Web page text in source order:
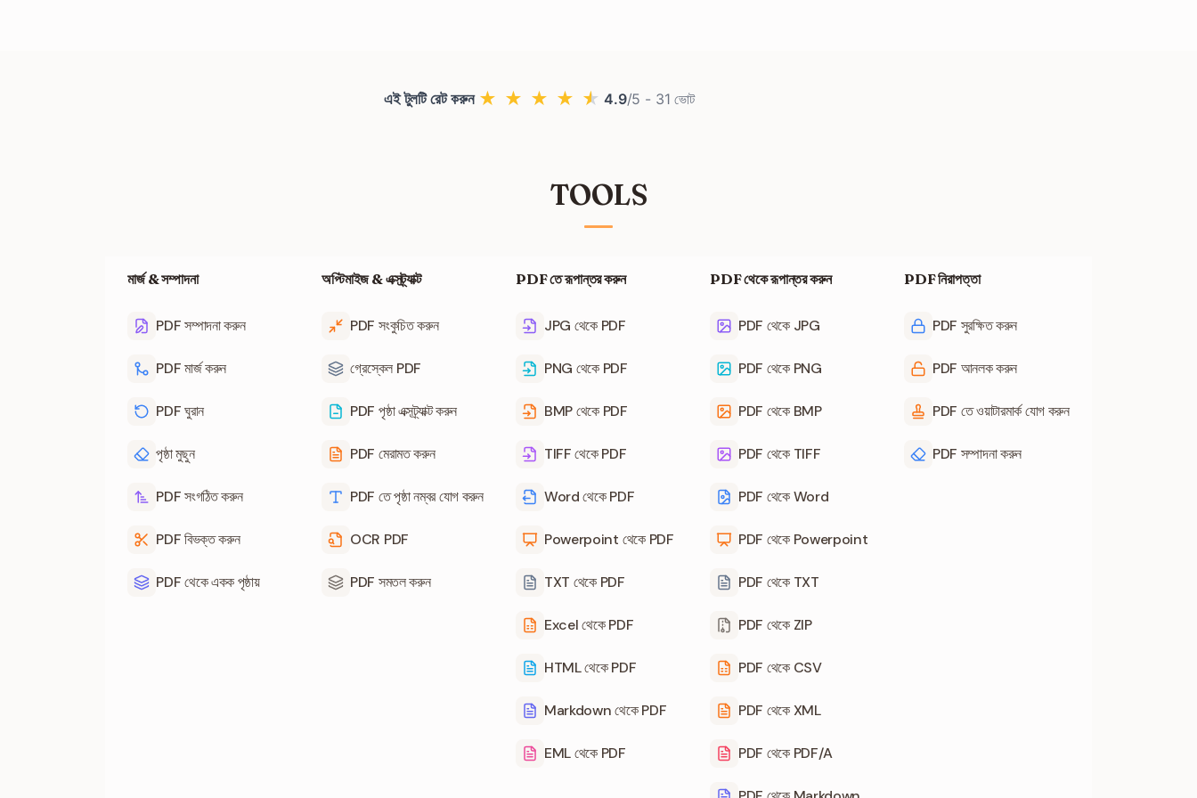
এই টুলটি রেট করুন ★ ★ ★ ★ ★ 4.9/5 - 31 ভোট
TOOLS
মার্জ & সম্পাদনা
PDF সম্পাদনা করুন
PDF মার্জ করুন
PDF ঘুরান
পৃষ্ঠা মুছুন
PDF সংগঠিত করুন
PDF বিভক্ত করুন
PDF থেকে একক পৃষ্ঠায়
অপ্টিমাইজ & এক্সট্র্যাক্ট
PDF সংকুচিত করুন
গ্রেস্কেল PDF
PDF পৃষ্ঠা এক্সট্র্যাক্ট করুন
PDF মেরামত করুন
PDF তে পৃষ্ঠা নম্বর যোগ করুন
OCR PDF
PDF সমতল করুন
PDF তে রূপান্তর করুন
JPG থেকে PDF
PNG থেকে PDF
BMP থেকে PDF
TIFF থেকে PDF
Word থেকে PDF
Powerpoint থেকে PDF
TXT থেকে PDF
Excel থেকে PDF
HTML থেকে PDF
Markdown থেকে PDF
EML থেকে PDF
PDF থেকে রূপান্তর করুন
PDF থেকে JPG
PDF থেকে PNG
PDF থেকে BMP
PDF থেকে TIFF
PDF থেকে Word
PDF থেকে Powerpoint
PDF থেকে TXT
PDF থেকে ZIP
PDF থেকে CSV
PDF থেকে XML
PDF থেকে PDF/A
PDF নিরাপত্তা
PDF সুরক্ষিত করুন
PDF আনলক করুন
PDF তে ওয়াটারমার্ক যোগ করুন
PDF সম্পাদনা করুন